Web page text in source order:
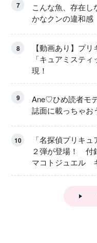
7
こんな魚、存在
かなクンの違和感
8
【動画あり】プ
「キュアミステ
現！
9
Ane♡ひめ読者
誌面に載っちゃお
10
「名探偵プリキ
２弾が登場！ 付
マコトジュエル
ドウ アイスver.